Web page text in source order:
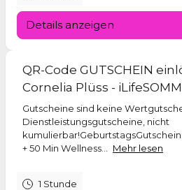
Details anzeigen
QR-Code GUTSCHEIN
Cornelia Plüss -
Gutscheine sind keine
Dienstleistungsgutscheine, nicht
+ 50 Min Wellness...
Mehr lesen
1 Stunde